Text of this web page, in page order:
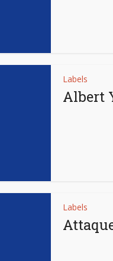
Labels
Albert
Labels